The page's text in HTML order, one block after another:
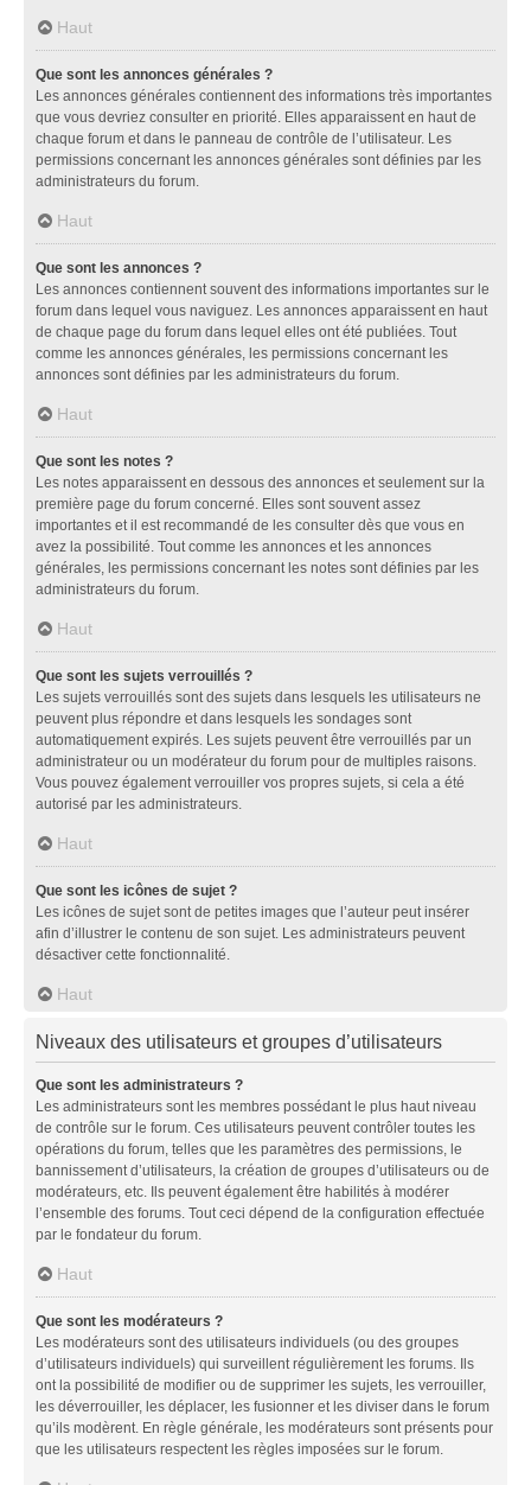
Haut
Que sont les annonces générales ?
Les annonces générales contiennent des informations très importantes
que vous devriez consulter en priorité. Elles apparaissent en haut de
chaque forum et dans le panneau de contrôle de l’utilisateur. Les
permissions concernant les annonces générales sont définies par les
administrateurs du forum.
Haut
Que sont les annonces ?
Les annonces contiennent souvent des informations importantes sur le
forum dans lequel vous naviguez. Les annonces apparaissent en haut
de chaque page du forum dans lequel elles ont été publiées. Tout
comme les annonces générales, les permissions concernant les
annonces sont définies par les administrateurs du forum.
Haut
Que sont les notes ?
Les notes apparaissent en dessous des annonces et seulement sur la
première page du forum concerné. Elles sont souvent assez
importantes et il est recommandé de les consulter dès que vous en
avez la possibilité. Tout comme les annonces et les annonces
générales, les permissions concernant les notes sont définies par les
administrateurs du forum.
Haut
Que sont les sujets verrouillés ?
Les sujets verrouillés sont des sujets dans lesquels les utilisateurs ne
peuvent plus répondre et dans lesquels les sondages sont
automatiquement expirés. Les sujets peuvent être verrouillés par un
administrateur ou un modérateur du forum pour de multiples raisons.
Vous pouvez également verrouiller vos propres sujets, si cela a été
autorisé par les administrateurs.
Haut
Que sont les icônes de sujet ?
Les icônes de sujet sont de petites images que l’auteur peut insérer
afin d’illustrer le contenu de son sujet. Les administrateurs peuvent
désactiver cette fonctionnalité.
Haut
Niveaux des utilisateurs et groupes d’utilisateurs
Que sont les administrateurs ?
Les administrateurs sont les membres possédant le plus haut niveau
de contrôle sur le forum. Ces utilisateurs peuvent contrôler toutes les
opérations du forum, telles que les paramètres des permissions, le
bannissement d’utilisateurs, la création de groupes d’utilisateurs ou de
modérateurs, etc. Ils peuvent également être habilités à modérer
l’ensemble des forums. Tout ceci dépend de la configuration effectuée
par le fondateur du forum.
Haut
Que sont les modérateurs ?
Les modérateurs sont des utilisateurs individuels (ou des groupes
d’utilisateurs individuels) qui surveillent régulièrement les forums. Ils
ont la possibilité de modifier ou de supprimer les sujets, les verrouiller,
les déverrouiller, les déplacer, les fusionner et les diviser dans le forum
qu’ils modèrent. En règle générale, les modérateurs sont présents pour
que les utilisateurs respectent les règles imposées sur le forum.